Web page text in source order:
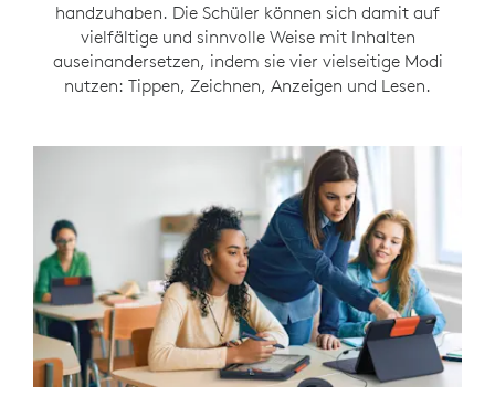
handzuhaben. Die Schüler können sich damit auf
vielfältige und sinnvolle Weise mit Inhalten
auseinandersetzen, indem sie vier vielseitige Modi
nutzen: Tippen, Zeichnen, Anzeigen und Lesen.